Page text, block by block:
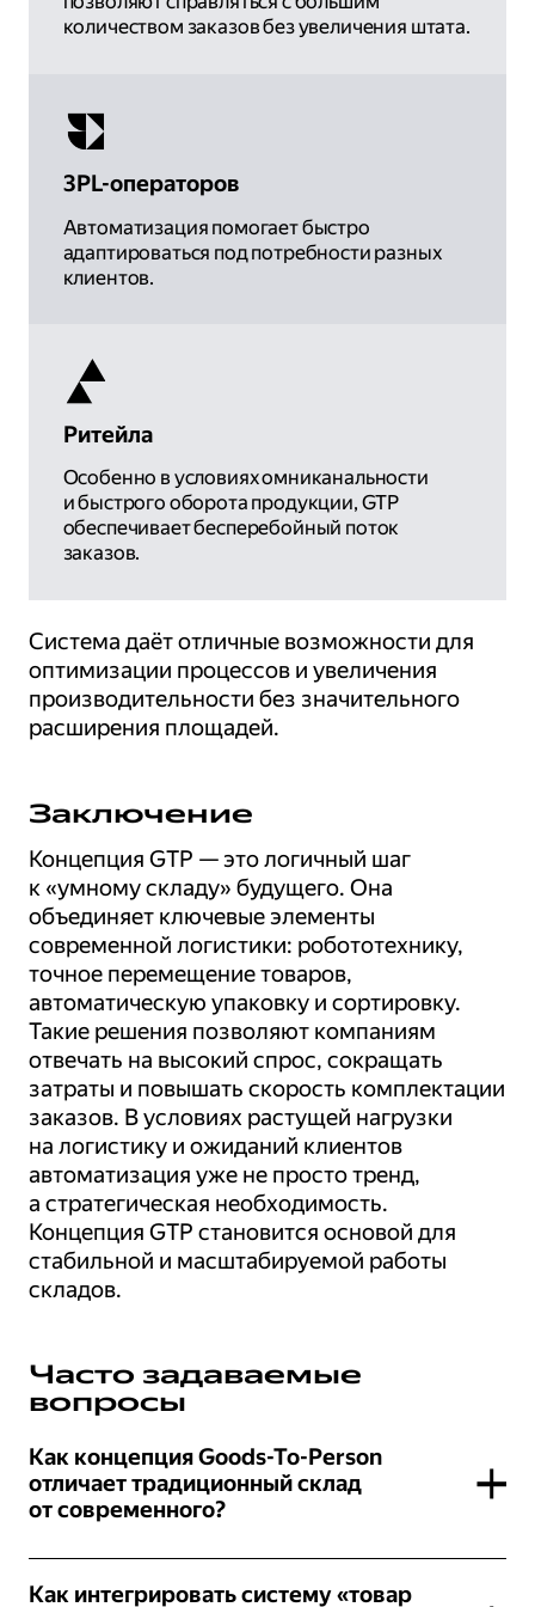
количеством заказов без увеличения штата.
3PL-операторов
Автоматизация помогает быстро
адаптироваться под потребности разных
клиентов.
Ритейла
Особенно в условиях омниканальности
и быстрого оборота продукции, GTP
обеспечивает бесперебойный поток
заказов.
Система даёт отличные возможности для
оптимизации процессов и увеличения
производительности без значительного
расширения площадей.
Заключение
Концепция GTP — это логичный шаг
к «умному складу» будущего. Она
объединяет ключевые элементы
современной логистики: робототехнику,
точное перемещение товаров,
автоматическую упаковку и сортировку.
Такие решения позволяют компаниям
отвечать на высокий спрос, сокращать
затраты и повышать скорость комплектации
заказов. В условиях растущей нагрузки
на логистику и ожиданий клиентов
автоматизация уже не просто тренд,
а стратегическая необходимость.
Концепция GTP становится основой для
стабильной и масштабируемой работы
складов.
Часто задаваемые
вопросы
Как концепция Goods-To-Person
отличает традиционный склад
от современного?
идут к ячейкам с товарами, что требует
Как интегрировать систему «товар